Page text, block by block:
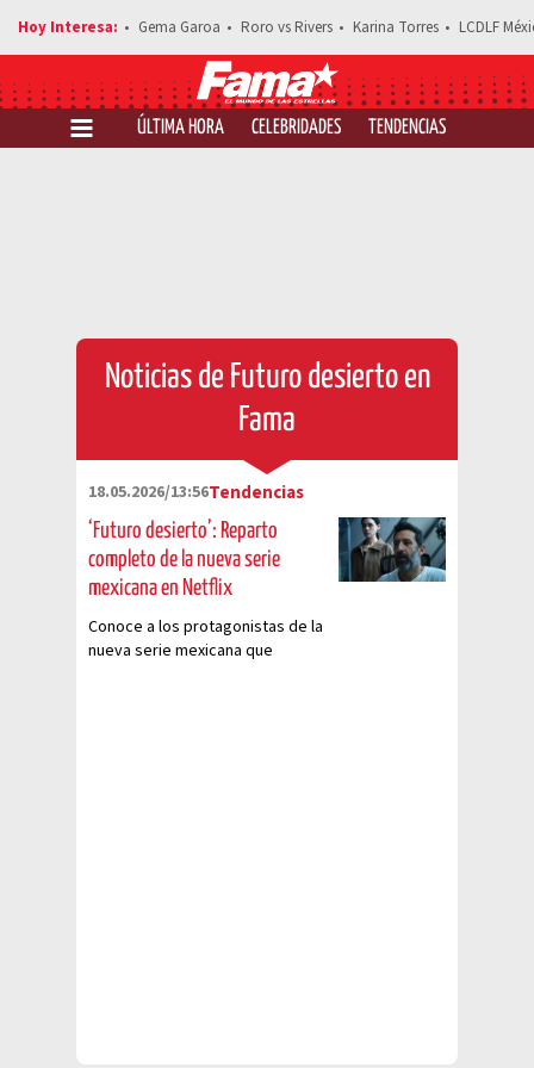
Gema Garoa Roro vs Rivers Karina Torres LCDLF
ÚLTIMA HORA CELEBRIDADES TENDENCIAS
Noticias de Futuro desierto en
Fama
18.05.2026/13:56Tendencias
‘Futuro desierto’: Reparto
completo de la nueva serie
mexicana en Netflix
Conoce a los protagonistas de la
nueva serie mexicana que